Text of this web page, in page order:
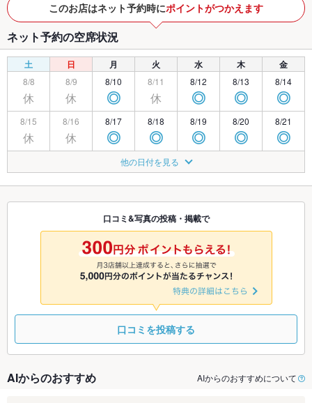
このお店はネット予約時にポイントがつかえます
ネット予約の空席状況
土 日 月 火 水 木 金
8/8
休
8/9
休
8/10
◎
8/11
休
8/12
◎
8/13
◎
8/14
◎
8/15
休
8/16
休
8/17
◎
8/18
◎
8/19
◎
8/20
◎
8/21
◎
休 休
8/24
◎
8/25
◎
8/26
◎ ◎ ◎
8/29 8/30 8/31
◎
9/1
◎
9/2
◎
9/3 9/4
9/7
◎ ◎ ◎ ◎
他の日付を見る
口コミ&写真の投稿・掲載で
口コミを投稿する
AIからのおすすめ AIからのおすすめについて